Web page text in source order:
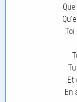
Toi
Et
En